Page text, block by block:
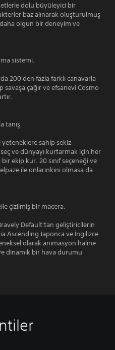
dolu büyüleyici bir
baz alınarak oluşturulmuş
olgun bir deneyim ve
sistemi.
200'den fazla farklı canavarla
savaşa çağır ve efsanevi Cosmo
tanış
sahip sekiz
ve dünyayı kurtarmak için her
ekip kur. 20 sınıf seçeneği ve
ile onlarınkini olmasa da
çizilmiş bir macera.
Default'tan geliştiricilerin
Ascending Japonca ve İngilizce
olarak animasyon haline
dinamik bir hava durumu